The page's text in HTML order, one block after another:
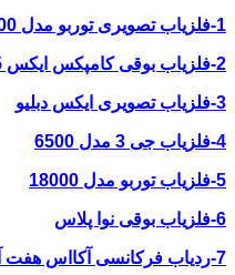
1-فلزیاب تصویری توربو مدل 20000
2-فلزیاب بوقی کامپکس ایکس 5
3-فلزیاب تصویری ایکس دبلیو
4-فلزیاب جی 3 مدل 6500
5-فلزیاب توربو مدل 18000
6-فلزیاب بوقی نوا پلاس
7-ردیاب فرکانسی آکااس هفت آنتن